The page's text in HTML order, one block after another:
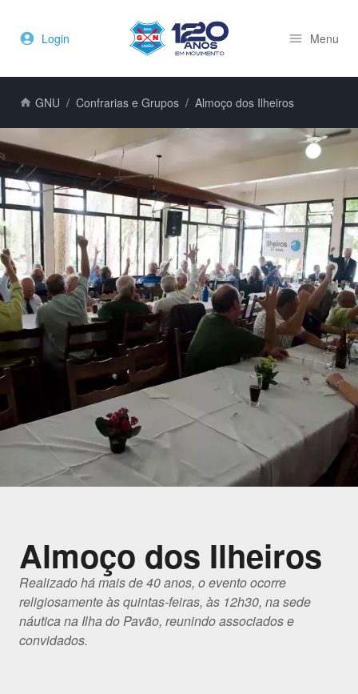
Login Menu
GNU Confrarias e Grupos Almoço dos Ilheiros
Almoço dos Ilheiros
Realizado há mais de 40 anos, o evento ocorre
religiosamente às quintas-feiras, às 12h30, na sede
náutica na Ilha do Pavão, reunindo associados e
convidados.